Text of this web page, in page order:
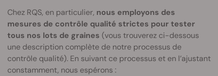
Chez RQS, en particulier, nous employons des
mesures de contrôle qualité strictes pour tester
tous nos lots de graines (vous trouverez ci-dessous
une description complète de notre processus de
contrôle qualité). En suivant ce processus et en l’ajustant
constamment, nous espérons :